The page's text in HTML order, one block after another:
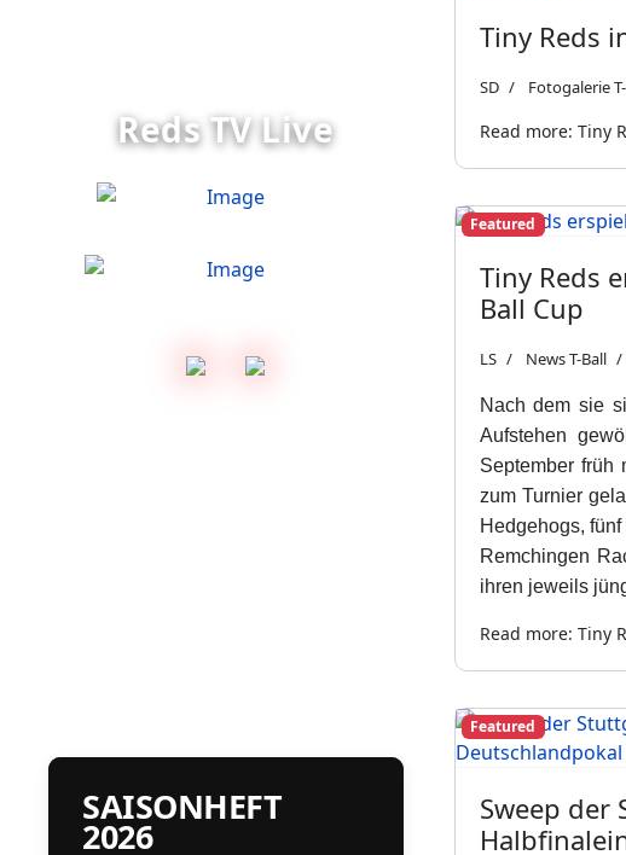
Reds TV Live
vs.
SAISONHEFT
2026
Tiny Reds
SD Fotogalerie
Read more: Tiny
Featured
Tiny Reds
Ball Cup
LS News T-Ball
Nach dem sie
Aufstehen
September früh
zum Turnier
Hedgehogs,
Remchingen
ihren jeweils
Read more: Tiny
Featured
Sweep